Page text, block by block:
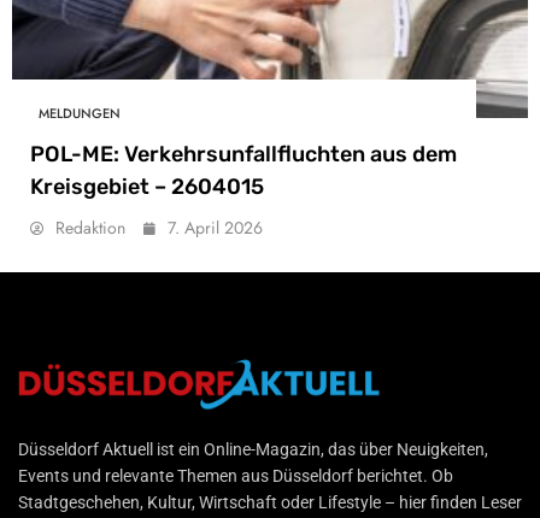
MELDUNGEN
POL-ME: Verkehrsunfallfluchten aus dem
Kreisgebiet – 2604015
Redaktion 7. April 2026
Düsseldorf Aktuell
Düsseldorf Aktuell ist ein Online-Magazin, das über Neuigkeiten,
Events und relevante Themen aus Düsseldorf berichtet. Ob
Stadtgeschehen, Kultur, Wirtschaft oder Lifestyle – hier finden Leser